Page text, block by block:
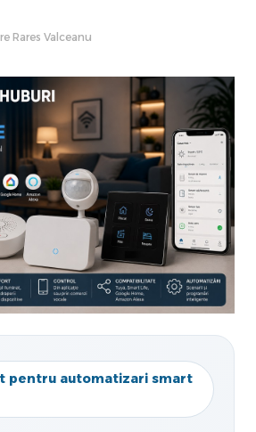
Rares Valceanu
pentru automatizari smart